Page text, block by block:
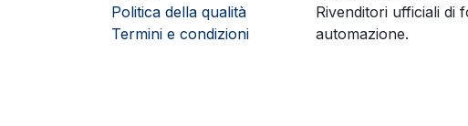
Rivenditori ufficiali di
automazione.
Politica della qualità
Termini e condizioni